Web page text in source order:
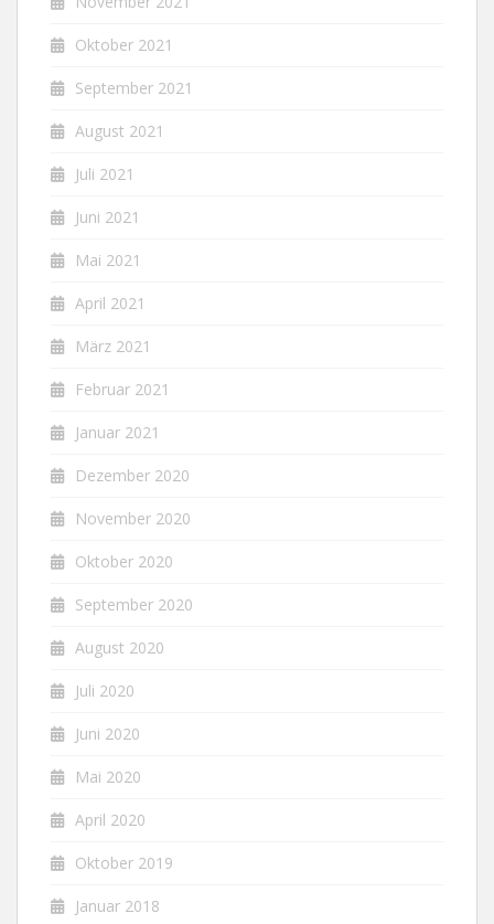
Oktober 2021
September 2021
August 2021
Juli 2021
Juni 2021
Mai 2021
April 2021
März 2021
Februar 2021
Januar 2021
Dezember 2020
November 2020
Oktober 2020
September 2020
August 2020
Juli 2020
Juni 2020
Mai 2020
April 2020
Oktober 2019
Januar 2018